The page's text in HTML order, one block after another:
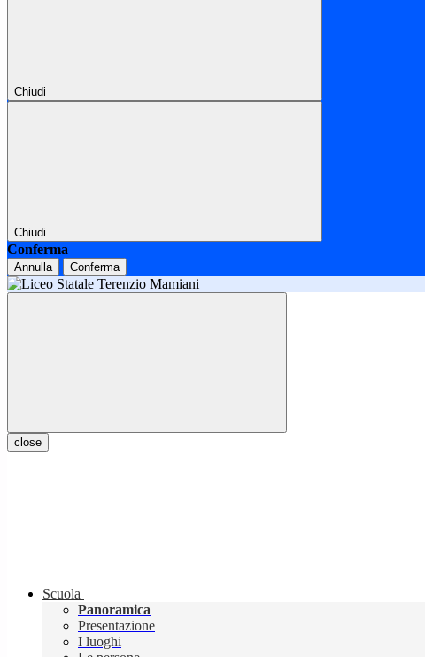
Chiudi
Chiudi
Conferma
Annulla Conferma
close
Scuola
Panoramica
Presentazione
I luoghi